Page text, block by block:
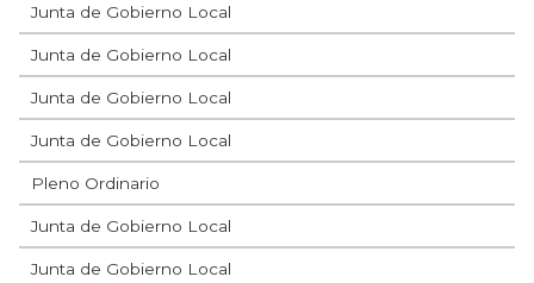
Junta de Gobierno Local
Junta de Gobierno Local
Junta de Gobierno Local
Junta de Gobierno Local
Pleno Ordinario
Junta de Gobierno Local
Junta de Gobierno Local